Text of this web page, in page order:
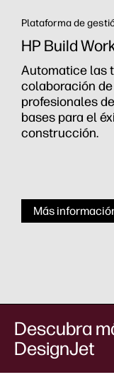
Imágenes ráster en
HP AI
Reduzca el
La IA maneja la
vectorización,
concentrarse en
¿Planes en
Más
Descubra
DesignJet